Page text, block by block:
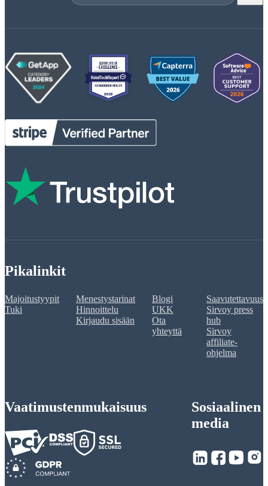
Pikalinkit
Majoitustyypit
Tuki
Menestystarinat
Hinnoittelu
Kirjaudu sisään
Blogi
UKK
Ota
yhteyttä
Saavutettavuus
Sirvoy press
hub
Sirvoy
affiliate-
ohjelma
Vaatimustenmukaisuus
Sosiaalinen
media